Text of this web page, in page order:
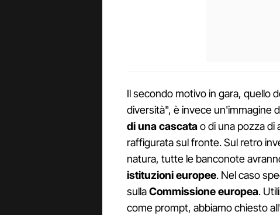
Il secondo motivo in gara, quello
diversità", è invece un'immagine
di una cascatao di una pozza
raffigurata sul fronte. Sul retro
natura, tutte le banconote
istituzioni europee. Nel caso
sullaCommissione europea.
come prompt, abbiamo chiesto all'